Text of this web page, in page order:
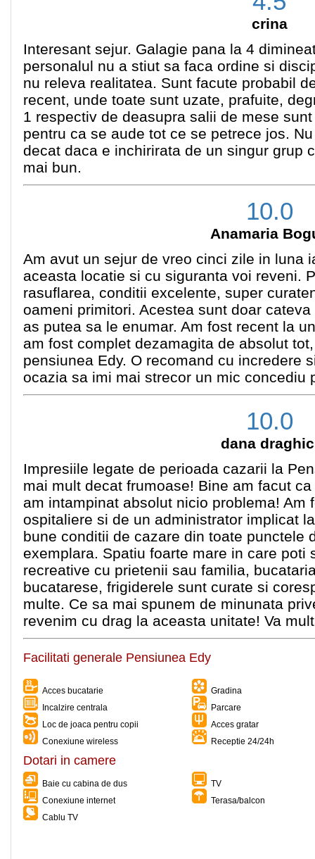
crina
Interesant sejur. Galagie pana la 4
personalul nu a stiut sa faca ordine si
nu releva realitatea. Sunt facute probabil
recent, unde toate sunt uzate, prafuite,
1 respectiv de deasupra salii de mese
pentru ca se aude tot ce se petrece jos.
decat daca e inchirirata de un singur grup
mai bun.
10.0
Anamaria
Am avut un sejur de vreo cinci zile in luna
aceasta locatie si cu siguranta voi reveni.
rasuflarea, conditii excelente, super
oameni primitori. Acestea sunt doar
as putea sa le enumar. Am fost recent la
am fost complet dezamagita de absolut
pensiunea Edy. O recomand cu incredere
ocazia sa imi mai strecor un mic concediu
10.0
dana
Impresiile legate de perioada cazarii la
mai mult decat frumoase! Bine am facut
am intampinat absolut nicio problema! Am
ospitaliere si de un administrator implicat
bune conditii de cazare din toate punctele
exemplara. Spatiu foarte mare in care poti
recreative cu prietenii sau familia,
bucatarese, frigiderele sunt curate si
multe. Ce sa mai spunem de minunata
revenim cu drag la aceasta unitate! Va
Facilitati generale Pensiunea Edy
Acces bucatarie
Gradina
Incalzire centrala
Parcare
Loc de joaca pentru copii
Acces gratar
Conexiune wireless
Receptie 24/24h
Dotari in camere
Baie cu cabina de dus
TV
Conexiune internet
Terasa/balcon
Cablu TV